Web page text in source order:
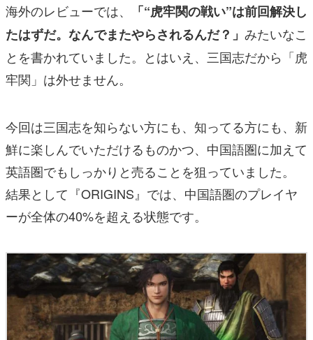
海外のレビューでは、
「“虎牢関の戦い”は前回解決し
たはずだ。なんでまたやらされるんだ？」 みたいなこ
とを書かれていました。とはいえ、三国志だから「虎
牢関」は外せません。
今回は三国志を知らない方にも、知ってる方にも、新
鮮に楽しんでいただけるものかつ、中国語圏に加えて
英語圏でもしっかりと売ることを狙っていました。
結果として『ORIGINS』では、中国語圏のプレイヤ
ーが全体の40%を超える状態です。